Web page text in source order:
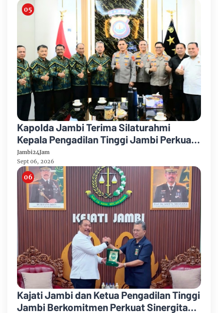
Kapolda Jambi Terima Silaturahmi
Kepala Pengadilan Tinggi Jambi Perkuat
Sinergi Antar Lembaga
Jambi24Jam
Sept 06, 2026
Kajati Jambi dan Ketua Pengadilan Tinggi
Jambi Berkomitmen Perkuat Sinergitas